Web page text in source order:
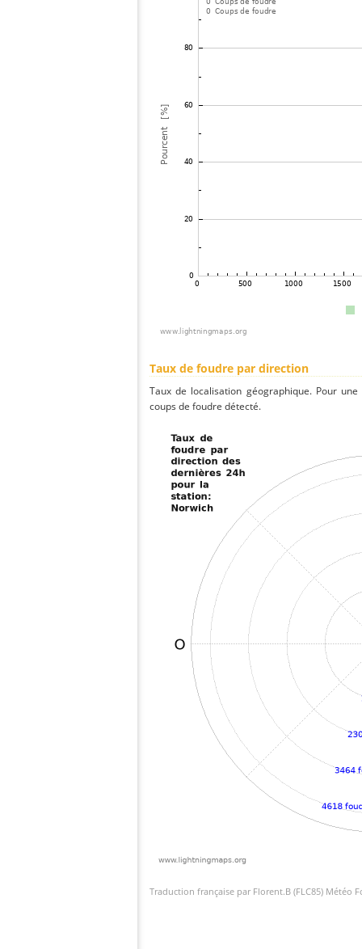
Taux de foudre par direction
Taux de localisation géographique. Pour
coups de foudre détecté.
Traduction française par Florent.B (FLC85) Météo